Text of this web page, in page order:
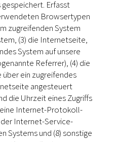
Erfasst
Browsertypen
zugreifenden System
(3) die Internetseite,
System auf unsere
Referrer), (4) die
ein zugreifendes
angesteuert
die Uhrzeit eines Zugriffs
Internet-Protokoll-
der Internet-Service-
Systems und (8) sonstige